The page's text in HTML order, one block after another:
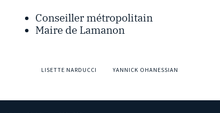
Conseiller métropolitain
Maire de Lamanon
LISETTE NARDUCCI YANNICK OHANESSIAN